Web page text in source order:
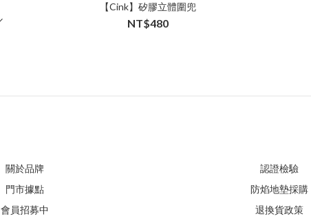
【Cink】矽膠立體圍兜
NT$480
關於品牌
門市據點
會員招募中
認證檢驗
防焰地墊採購
退換貨政策